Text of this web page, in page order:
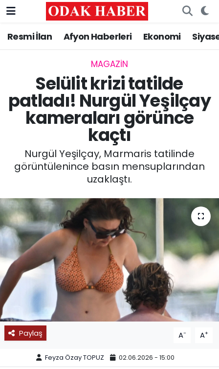
Resmi İlan Afyon Haberleri Ekonomi
MAGAZİN
Selülit krizi tatilde
patladı! Nurgül Yeşilçay
kameraları görünce
kaçtı
Nurgül Yeşilçay, Marmaris tatilinde
görüntülenince basın mensuplarından
uzaklaştı.
Paylaş A- A+
Feyza Özay TOPUZ 02.06.2026 - 15:00
AFYONKARAHİSAR HABERLERİ
ASAYİŞ
GÜNCEL
EĞİTİM
SAĞLIK
SPOR
11:11 MANŞET
Nöbetçi Eczaneler
Trafik Durumu
Süper Lig Puan Durumu ve Fikstür
Son Dakika Haberleri